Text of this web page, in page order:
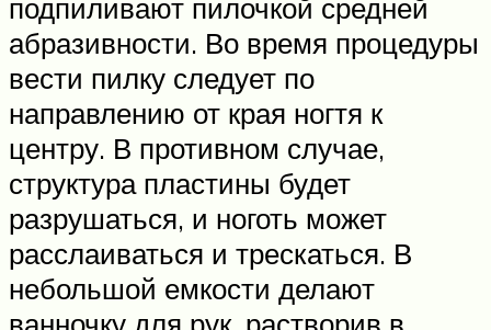
подпиливают пилочкой средней
абразивности. Во время процедуры
вести пилку следует по
направлению от края ногтя к
центру. В противном случае,
структура пластины будет
разрушаться, и ноготь может
расслаиваться и трескаться. В
небольшой емкости делают